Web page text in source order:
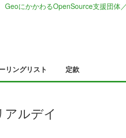
GeoにかかわるOpenSource支援団体
リングリスト 定款
アルデイ